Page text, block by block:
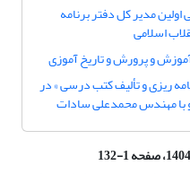
مدیر کل دفتر برنامه
اسلامی
آموزش و پرورش و تاریخ آموزی
ریزی و تألیف کتب درسی » در
با مهندس محمدعلی سادات